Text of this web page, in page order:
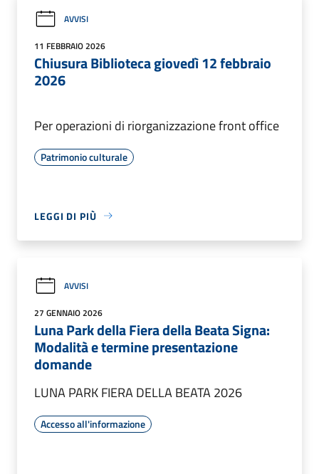
AVVISI
11 FEBBRAIO 2026
Chiusura Biblioteca giovedì 12 febbraio
2026
Per operazioni di riorganizzazione front office
Patrimonio culturale
LEGGI DI PIÙ
AVVISI
27 GENNAIO 2026
Luna Park della Fiera della Beata Signa:
Modalità e termine presentazione
domande
LUNA PARK FIERA DELLA BEATA 2026
Accesso all'informazione